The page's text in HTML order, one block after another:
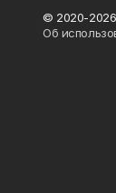
© 2020-2026
Об